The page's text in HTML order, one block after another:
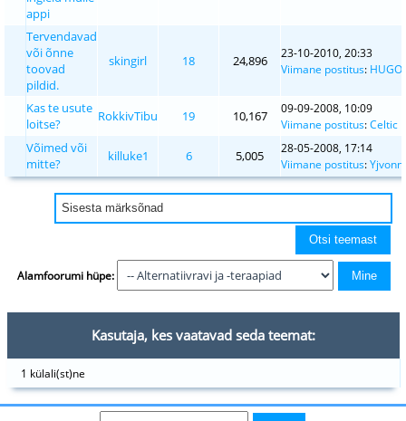
appi
Tervendavad
või õnne
toovad
pildid.
skingirl 18 24,896
23-10-2010, 20:33
Viimane postitus:
Kas te usute
loitse?
RokkivTibu 19 10,167
09-09-2008, 10:09
Viimane postitus:Celtic
Võimed või
mitte?
killuke1 6 5,005
28-05-2008, 17:14
Viimane postitus:
Alamfoorumi hüpe:
Kasutaja, kes vaatavad seda teemat:
1 külali(st)ne